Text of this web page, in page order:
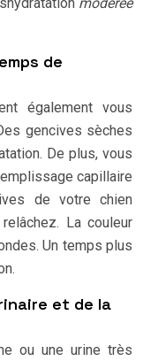
de
également vous
gencives sèches
De plus, vous
capillaire
de votre chien
La couleur
Un temps plus
et de la
ou une urine très